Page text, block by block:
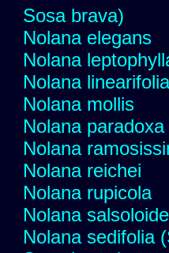
Sosa brava)
Nolana elegans
Nolana
Nolana linearifolia
Nolana mollis
Nolana paradoxa
Nolana
Nolana reichei
Nolana rupicola
Nolana
Nolana sedifolia